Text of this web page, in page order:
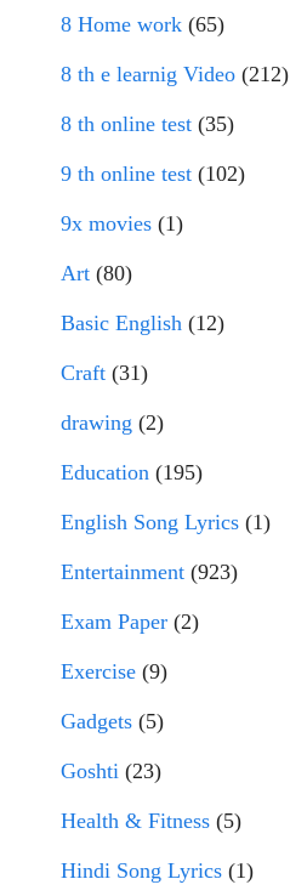
8 Home work (65)
8 th e learnig Video (212)
8 th online test (35)
9 th online test (102)
9x movies (1)
Art (80)
Basic English (12)
Craft (31)
drawing (2)
Education (195)
English Song Lyrics (1)
Entertainment (923)
Exam Paper (2)
Exercise (9)
Gadgets (5)
Goshti (23)
Health & Fitness (5)
Hindi Song Lyrics (1)